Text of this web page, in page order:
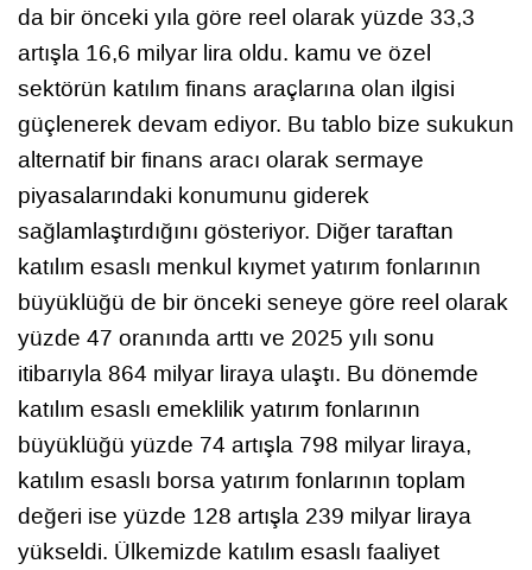
da bir önceki yıla göre reel olarak yüzde 33,3
artışla 16,6 milyar lira oldu. kamu ve özel
sektörün katılım finans araçlarına olan ilgisi
güçlenerek devam ediyor. Bu tablo bize sukukun
alternatif bir finans aracı olarak sermaye
piyasalarındaki konumunu giderek
sağlamlaştırdığını gösteriyor. Diğer taraftan
katılım esaslı menkul kıymet yatırım fonlarının
büyüklüğü de bir önceki seneye göre reel olarak
yüzde 47 oranında arttı ve 2025 yılı sonu
itibarıyla 864 milyar liraya ulaştı. Bu dönemde
katılım esaslı emeklilik yatırım fonlarının
büyüklüğü yüzde 74 artışla 798 milyar liraya,
katılım esaslı borsa yatırım fonlarının toplam
değeri ise yüzde 128 artışla 239 milyar liraya
yükseldi. Ülkemizde katılım esaslı faaliyet